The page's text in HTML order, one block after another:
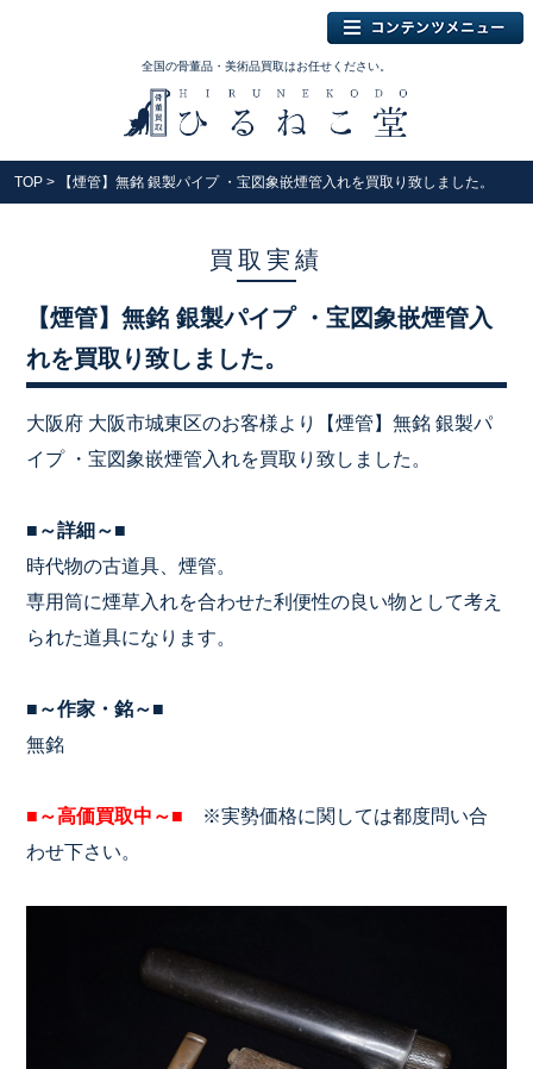
全国の骨董品・美術品買取はお任せください。
TOP > 【煙管】無銘 銀製パイプ ・宝図象嵌煙管入れを買取り致しました。
買取実績
【煙管】無銘 銀製パイプ ・宝図象嵌煙管入
れを買取り致しました。
大阪府 大阪市城東区のお客様より【煙管】無銘 銀製パ
イプ ・宝図象嵌煙管入れを買取り致しました。
■～詳細～■
時代物の古道具、煙管。
専用筒に煙草入れを合わせた利便性の良い物として考え
られた道具になります。
■～作家・銘～■
無銘
■～高価買取中～■ ※実勢価格に関しては都度問い合
わせ下さい。